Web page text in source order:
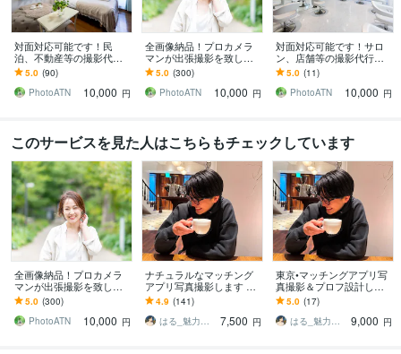
対面対応可能です！民
泊、不動産等の撮影代行
致します 超広角レンズ使
用＆全画像データ納品
5.0 (90)
PhotoATN
10,000 円
全画像納品！プロカメラ
マンが出張撮影を致しま
す 素敵な笑顔を引き出し
ます、人物撮影お任せく
ださい
5.0 (300)
PhotoATN
10,000 円
対面対応可能です！サロ
ン、店舗等の撮影代行致
します 超広角レンズ使用
＆全画像データ納品
5.0 (11)
PhotoATN
10,000 円
このサービスを見た人はこちらもチェックしています
全画像納品！プロカメラ
マンが出張撮影を致しま
す 素敵な笑顔を引き出し
ます、人物撮影お任せく
ださい
5.0 (300)
PhotoATN
10,000 円
ナチュラルなマッチング
アプリ写真撮影します あ
なたとつくる究極のフォ
トグラファー
4.9 (141)
はる_魅力引き出すカメラマン
7,500 円
東京•マッチングアプリ写
真撮影＆プロフ設計しま
す 丸投げOK!マッチング
アプリ撮影＆攻略(運用)を
お伝えします
5.0 (17)
はる_魅力引き出すカメラマン
9,000 円